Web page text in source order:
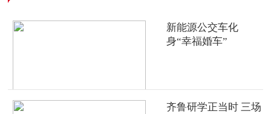
新能源公交车化
身“幸福婚车”
齐鲁研学正当时 三场